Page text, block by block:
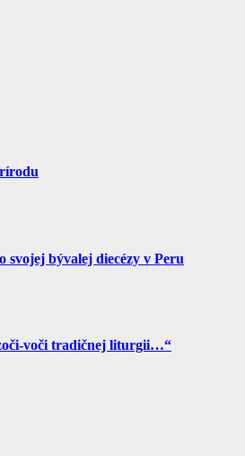
bývalej diecézy v Peru
voči tradičnej liturgii…“